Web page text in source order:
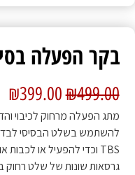
בקר הפעלה
₪499.00
₪399.00
להשתמש בשלט הבסיסי